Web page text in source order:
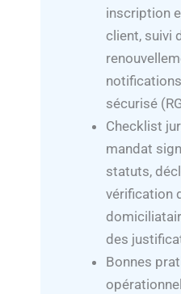
inscription
client, suivi
sécurisé
Checklist
mandat
statuts,
vérification
des
Bonnes